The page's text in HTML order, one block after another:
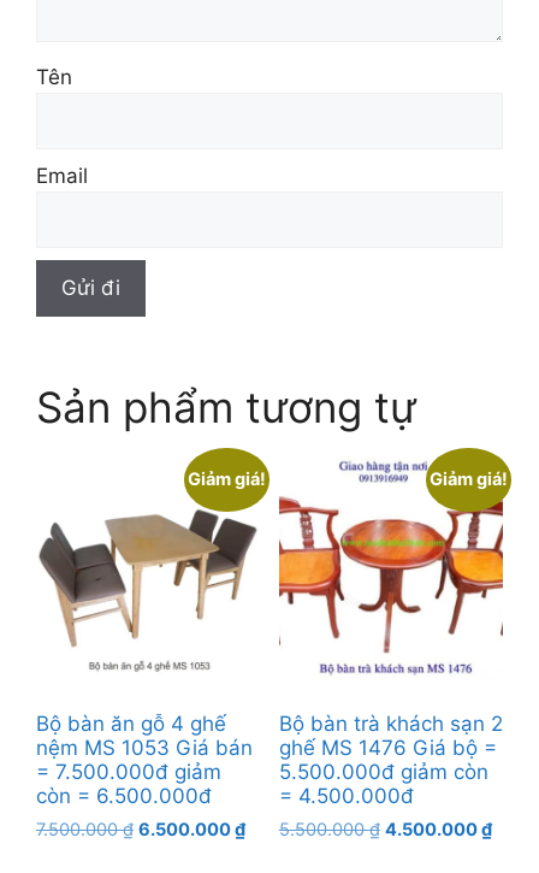
Tên
Email
Sản phẩm tương tự
Giảm giá!
Bộ bàn ăn gỗ 4 ghế
nệm MS 1053 Giá bán
= 7.500.000đ giảm
còn = 6.500.000đ
7.500.000₫ Giá
6.500.000₫Giá
Giảm giá!
Bộ bàn trà khách sạn 2
ghế MS 1476 Giá bộ =
5.500.000đ giảm còn
= 4.500.000đ
5.500.000₫ Giá
4.500.000₫Giá